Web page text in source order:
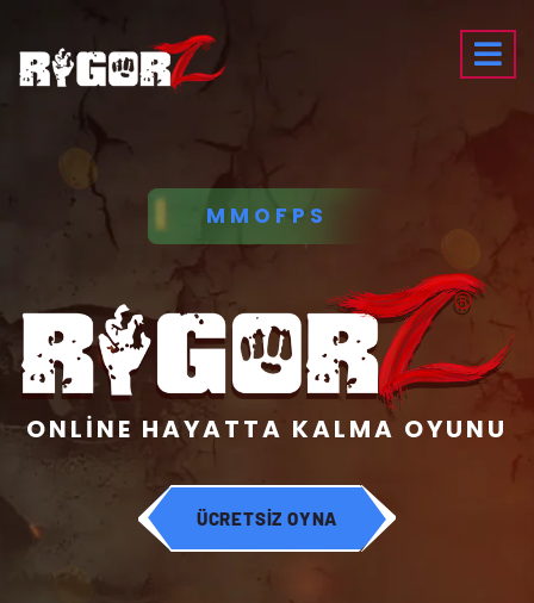
MMOFPS
ONLİNE HAYATTA KALMA OYUNU
ÜCRETSİZ OYNA